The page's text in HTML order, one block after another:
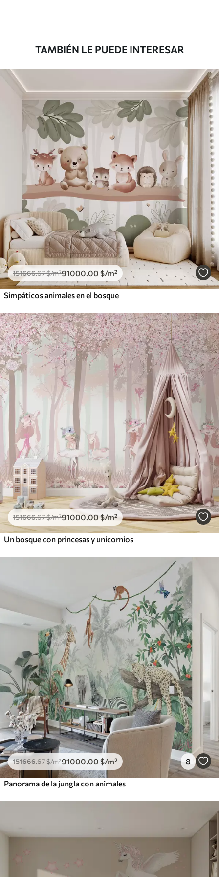
Vinilo Premium
199833.33119900.00$/m²
TAMBIÉN LE PUEDE INTERESAR
151666.67$/m²91000 .00 $/m²
Simpáticos animales en el bosque
151666.67$/m²91000 .00 $/m²
Un bosque con princesas y unicornios
151666.67$/m²91000 .00 $/m² 8
Panorama de la jungla con animales